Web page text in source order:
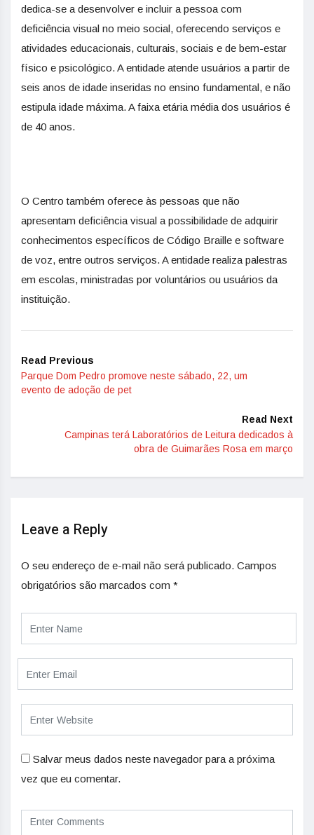
dedica-se a desenvolver e incluir a pessoa com
deficiência visual no meio social, oferecendo serviços e
atividades educacionais, culturais, sociais e de bem-estar
físico e psicológico. A entidade atende usuários a partir de
seis anos de idade inseridas no ensino fundamental, e não
estipula idade máxima. A faixa etária média dos usuários é
de 40 anos.
O Centro também oferece às pessoas que não
apresentam deficiência visual a possibilidade de adquirir
conhecimentos específicos de Código Braille e software
de voz, entre outros serviços. A entidade realiza palestras
em escolas, ministradas por voluntários ou usuários da
instituição.
Read Previous
Parque Dom Pedro promove neste sábado, 22, um
evento de adoção de pet
Read Next
Campinas terá Laboratórios de Leitura dedicados à
obra de Guimarães Rosa em março
Leave a Reply
O seu endereço de e-mail não será publicado. Campos
obrigatórios são marcados com *
Salvar meus dados neste navegador para a próxima
vez que eu comentar.